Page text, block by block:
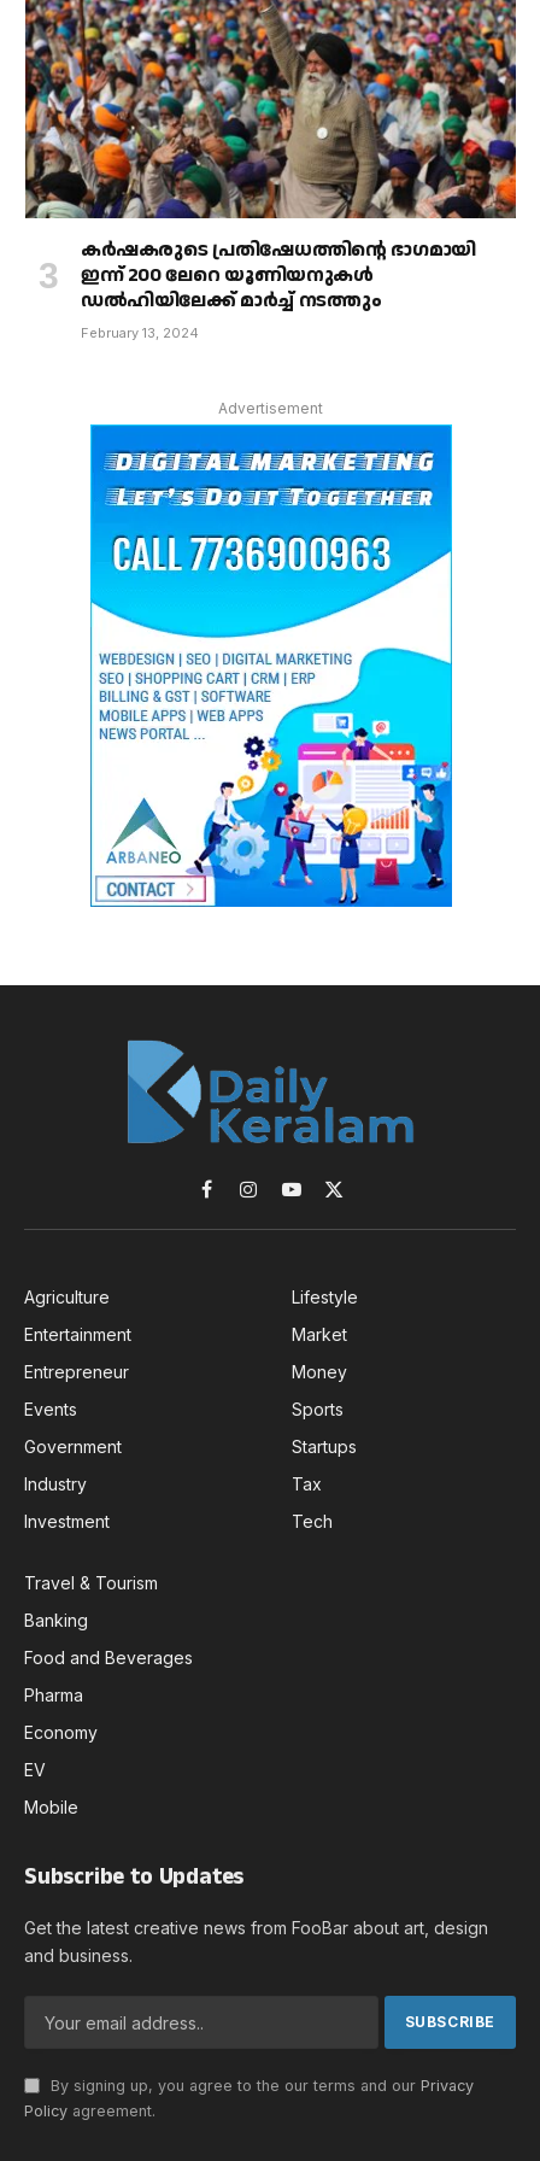
കർഷകരുടെ പ്രതിഷേധത്തിൻ്റെ ഭാഗമായി
ഇന്ന് 200 ലേറെ യൂണിയനുകൾ
ഡൽഹിയിലേക്ക് മാർച്ച് നടത്തും
February 13, 2024
Advertisement
Facebook
InstagramYouTube
X
(Twitter)
Agriculture
Entertainment
Entrepreneur
Events
Government
Industry
Investment
Lifestyle
Market
Money
Sports
Startups
Tax
Tech
Travel & Tourism
Banking
Food and Beverages
Pharma
Economy
EV
Mobile
Subscribe to Updates
Get the latest creative news from FooBar about art, design
and business.
By signing up, you agree to the our terms and our Privacy
Policy agreement.